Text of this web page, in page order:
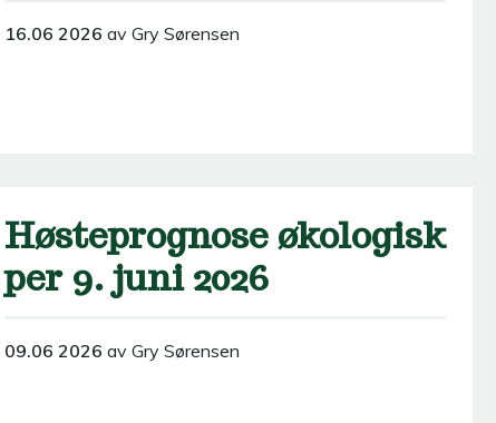
16.06 2026 av Gry Sørensen
Høsteprognose økologisk
per 9. juni 2026
09.06 2026 av Gry Sørensen